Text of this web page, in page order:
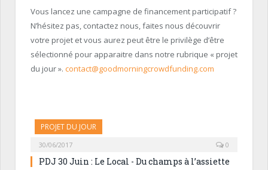
Vous lancez une campagne de financement participatif ?
N’hésitez pas, contactez nous, faites nous découvrir
votre projet et vous aurez peut être le privilège d’être
sélectionné pour apparaitre dans notre rubrique « projet
du jour ». contact@goodmorningcrowdfunding.com
PROJET DU JOUR
30/06/2017 0
PDJ 30 Juin : Le Local - Du champs à l’assiette